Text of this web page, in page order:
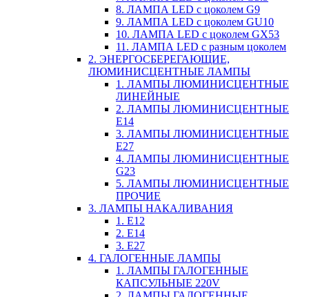
8. ЛАМПА LED c цоколем G9
9. ЛАМПА LED c цоколем GU10
10. ЛАМПА LED c цоколем GX53
11. ЛАМПА LED c разным цоколем
2. ЭНЕРГОСБЕРЕГАЮЩИЕ,
ЛЮМИНИСЦЕНТНЫЕ ЛАМПЫ
1. ЛАМПЫ ЛЮМИНИСЦЕНТНЫЕ
ЛИНЕЙНЫЕ
2. ЛАМПЫ ЛЮМИНИСЦЕНТНЫЕ
E14
3. ЛАМПЫ ЛЮМИНИСЦЕНТНЫЕ
E27
4. ЛАМПЫ ЛЮМИНИСЦЕНТНЫЕ
G23
5. ЛАМПЫ ЛЮМИНИСЦЕНТНЫЕ
ПРОЧИЕ
3. ЛАМПЫ НАКАЛИВАНИЯ
1. E12
2. Е14
3. Е27
4. ГАЛОГЕННЫЕ ЛАМПЫ
1. ЛАМПЫ ГАЛОГЕННЫЕ
КАПСУЛЬНЫЕ 220V